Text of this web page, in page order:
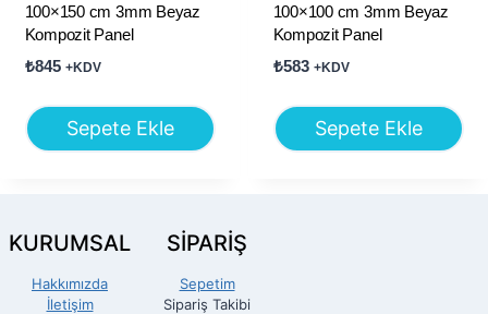
100×150 cm 3mm Beyaz
Kompozit Panel
₺845 +KDV
Sepete Ekle
100×100 cm 3mm Beyaz
Kompozit Panel
₺583 +KDV
Sepete Ekle
KURUMSAL
Hakkımızda
İletişim
SİPARİŞ
Sepetim
Sipariş Takibi